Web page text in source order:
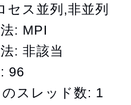
セス並列,非並列
: MPI
: 非該当
96
スレッド数: 1